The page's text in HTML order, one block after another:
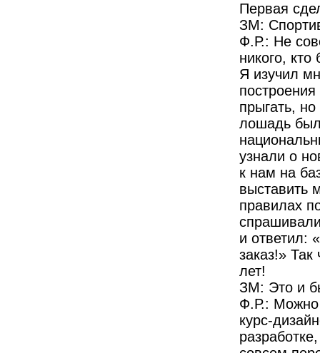
Первая
ЗМ:
Ф.Р.: Не
никого,
Я изучил
прыгать,
лошадь
узнали о
к нам на
выставить
правилах
и ответил:
заказ!»
лет!
ЗМ: Это и
Ф.Р.: Можно
курс-